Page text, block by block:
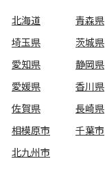
北海道
青森県
埼玉県
茨城県
愛知県
静岡県
愛媛県
香川県
佐賀県
長崎県
相模原市
千葉市
北九州市